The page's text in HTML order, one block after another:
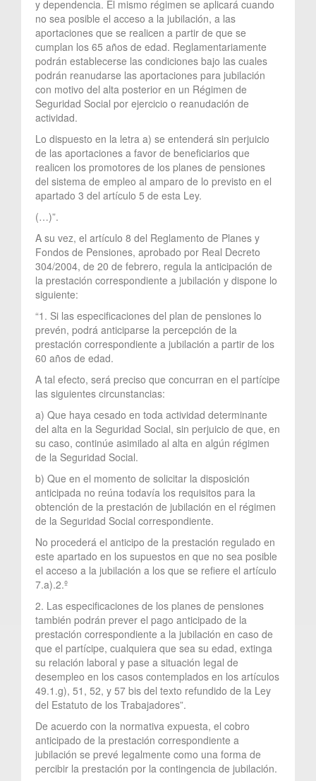
y dependencia. El mismo régimen se aplicará cuando
no sea posible el acceso a la jubilación, a las
aportaciones que se realicen a partir de que se
cumplan los 65 años de edad. Reglamentariamente
podrán establecerse las condiciones bajo las cuales
podrán reanudarse las aportaciones para jubilación
con motivo del alta posterior en un Régimen de
Seguridad Social por ejercicio o reanudación de
actividad.
Lo dispuesto en la letra a) se entenderá sin perjuicio
de las aportaciones a favor de beneficiarios que
realicen los promotores de los planes de pensiones
del sistema de empleo al amparo de lo previsto en el
apartado 3 del artículo 5 de esta Ley.
(…)”.
A su vez, el artículo 8 del Reglamento de Planes y
Fondos de Pensiones, aprobado por Real Decreto
304/2004, de 20 de febrero, regula la anticipación de
la prestación correspondiente a jubilación y dispone lo
siguiente:
“1. Si las especificaciones del plan de pensiones lo
prevén, podrá anticiparse la percepción de la
prestación correspondiente a jubilación a partir de los
60 años de edad.
A tal efecto, será preciso que concurran en el partícipe
las siguientes circunstancias:
a) Que haya cesado en toda actividad determinante
del alta en la Seguridad Social, sin perjuicio de que, en
su caso, continúe asimilado al alta en algún régimen
de la Seguridad Social.
b) Que en el momento de solicitar la disposición
anticipada no reúna todavía los requisitos para la
obtención de la prestación de jubilación en el régimen
de la Seguridad Social correspondiente.
No procederá el anticipo de la prestación regulado en
este apartado en los supuestos en que no sea posible
el acceso a la jubilación a los que se refiere el artículo
7.a).2.º
2. Las especificaciones de los planes de pensiones
también podrán prever el pago anticipado de la
prestación correspondiente a la jubilación en caso de
que el partícipe, cualquiera que sea su edad, extinga
su relación laboral y pase a situación legal de
desempleo en los casos contemplados en los artículos
49.1.g), 51, 52, y 57 bis del texto refundido de la Ley
del Estatuto de los Trabajadores”.
De acuerdo con la normativa expuesta, el cobro
anticipado de la prestación correspondiente a
jubilación se prevé legalmente como una forma de
percibir la prestación por la contingencia de jubilación.